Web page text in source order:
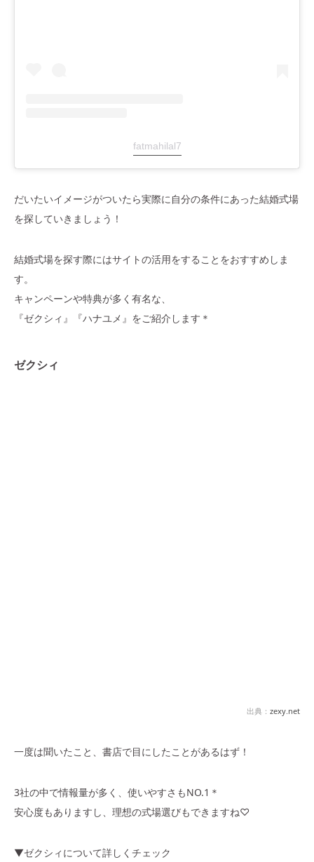
fatmahilal7
だいたいイメージがついたら実際に自分の条件にあった結婚式場
を探していきましょう！
結婚式場を探す際にはサイトの活用をすることをおすすめしま
す。
キャンペーンや特典が多く 有名な、
『ゼクシィ』『ハナユメ』をご紹介します＊
ゼクシィ
出典： zexy.net
一度は聞いたこと、書店で目にしたことがあるはず！
3社の中で情報量が多く、使いやすさもNO.1＊
安心度もありますし、理想の式場選びもできますね♡
▼ゼクシィについて詳しくチェック